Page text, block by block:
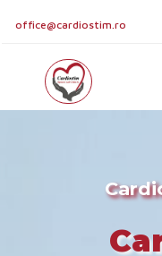
office@cardiostim.ro